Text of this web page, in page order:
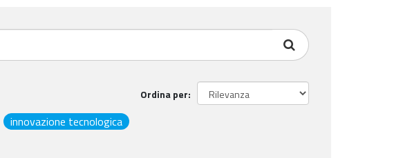
Ordina per
innovazione tecnologica